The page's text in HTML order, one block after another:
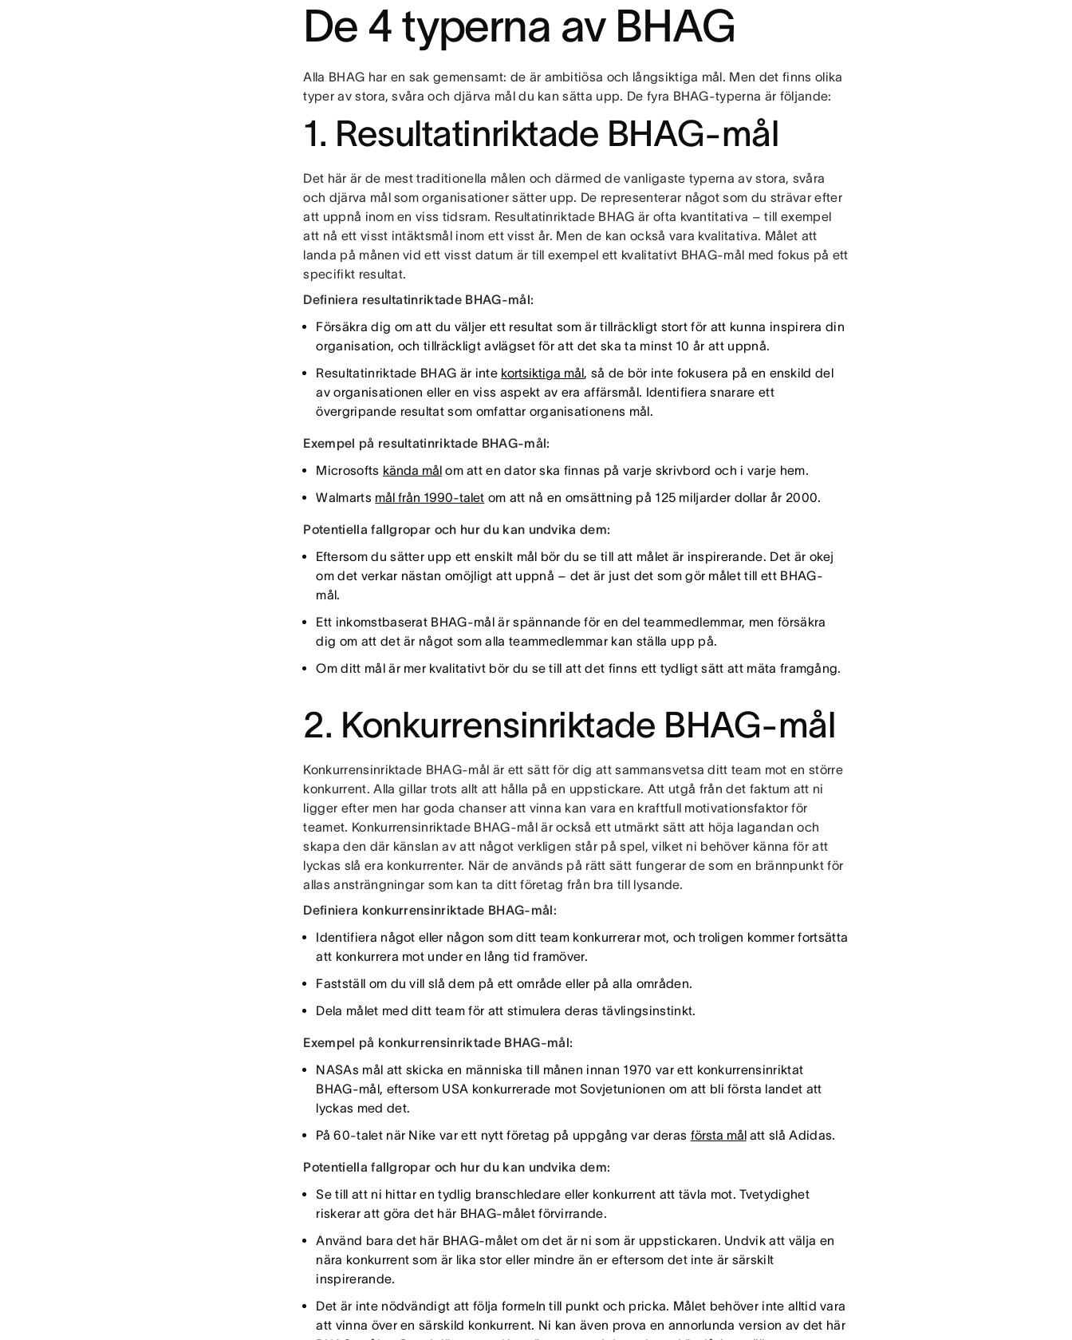
De 4 typerna av BHAG
Alla BHAG har en sak gemensamt: de är ambitiösa och långsiktiga mål. Men det finns olika
typer av stora, svåra och djärva mål du kan sätta upp. De fyra BHAG-typerna är följande:
1. Resultatinriktade BHAG-mål
Det här är de mest traditionella målen och därmed de vanligaste typerna av stora, svåra
och djärva mål som organisationer sätter upp. De representerar något som du strävar efter
att uppnå inom en viss tidsram. Resultatinriktade BHAG är ofta kvantitativa – till exempel
att nå ett visst intäktsmål inom ett visst år. Men de kan också vara kvalitativa. Målet att
landa på månen vid ett visst datum är till exempel ett kvalitativt BHAG-mål med fokus på ett
specifikt resultat.
Definiera resultatinriktade BHAG-mål:
Försäkra dig om att du väljer ett resultat som är tillräckligt stort för att kunna inspirera din
organisation, och tillräckligt avlägset för att det ska ta minst 10 år att uppnå.
Resultatinriktade BHAG är inte kortsiktiga mål, så de bör inte fokusera på en enskild del
av organisationen eller en viss aspekt av era affärsmål. Identifiera snarare ett
övergripande resultat som omfattar organisationens mål.
Exempel på resultatinriktade BHAG-mål:
Microsofts kända målom att en dator ska finnas på varje skrivbord och i varje hem.
Walmarts mål från 1990-talet om att nå en omsättning på 125 miljarder dollar år 2000.
Potentiella fallgropar och hur du kan undvika dem:
Eftersom du sätter upp ett enskilt mål bör du se till att målet är inspirerande. Det är okej
om det verkar nästan omöjligt att uppnå – det är just det som gör målet till ett BHAG-
mål.
Ett inkomstbaserat BHAG-mål är spännande för en del teammedlemmar, men försäkra
dig om att det är något som alla teammedlemmar kan ställa upp på.
Om ditt mål är mer kvalitativt bör du se till att det finns ett tydligt sätt att mäta framgång.
2. Konkurrensinriktade BHAG-mål
Konkurrensinriktade BHAG-mål är ett sätt för dig att sammansvetsa ditt team mot en större
konkurrent. Alla gillar trots allt att hålla på en uppstickare. Att utgå från det faktum att ni
ligger efter men har goda chanser att vinna kan vara en kraftfull motivationsfaktor för
teamet. Konkurrensinriktade BHAG-mål är också ett utmärkt sätt att höja lagandan och
skapa den där känslan av att något verkligen står på spel, vilket ni behöver känna för att
lyckas slå era konkurrenter. När de används på rätt sätt fungerar de som en brännpunkt för
allas ansträngningar som kan ta ditt företag från bra till lysande.
Definiera konkurrensinriktade BHAG-mål:
Identifiera något eller någon som ditt team konkurrerar mot, och troligen kommer fortsätta
att konkurrera mot under en lång tid framöver.
Fastställ om du vill slå dem på ett område eller på alla områden.
Dela målet med ditt team för att stimulera deras tävlingsinstinkt.
Exempel på konkurrensinriktade BHAG-mål:
NASAs mål att skicka en människa till månen innan 1970 var ett konkurrensinriktat
BHAG-mål, eftersom USA konkurrerade mot Sovjetunionen om att bli första landet att
lyckas med det.
På 60-talet när Nike var ett nytt företag på uppgång var deras första målatt slå Adidas.
Potentiella fallgropar och hur du kan undvika dem:
Se till att ni hittar en tydlig branschledare eller konkurrent att tävla mot. Tvetydighet
riskerar att göra det här BHAG-målet förvirrande.
Använd bara det här BHAG-målet om det är ni som är uppstickaren. Undvik att välja en
nära konkurrent som är lika stor eller mindre än er eftersom det inte är särskilt
inspirerande.
Det är inte nödvändigt att följa formeln till punkt och pricka. Målet behöver inte alltid vara
att vinna över en särskild konkurrent. Ni kan även prova en annorlunda version av det här